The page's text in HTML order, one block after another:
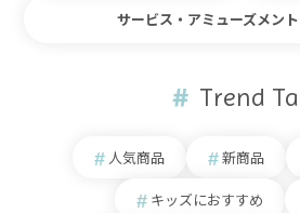
サービス・アミューズメン
Trend
人気商品 新商品
キッズにおすすめ